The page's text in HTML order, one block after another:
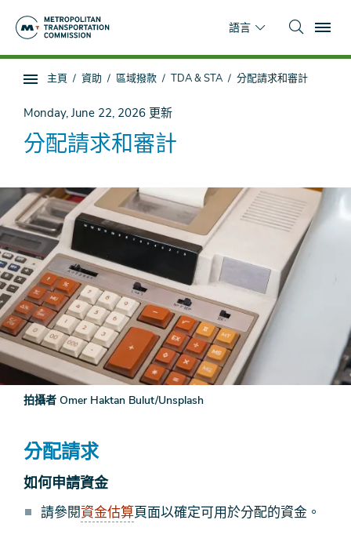
語言
子
頁
導
你
這
主頁 資助 區域撥款 TDA & STA 分配請求和審計
Monday, June 22, 2026 更新
分配請求和審計
拍攝者 Omer Haktan Bulut/Unsplash
分配請求
如何申請資金
請參閱資金估算頁面以確定可用於分配的資金。